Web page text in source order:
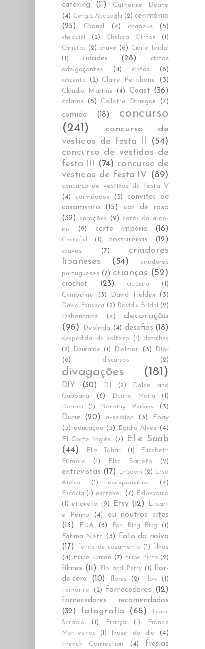
catering (11)
Catherine Deane
(4) Cengiz Abazoğlu (2) cerimónia
(25)
Chanel (4) chapéus (5)
checklist (2) Chelsea Clinton
(1)
Christos (2) chuva (6)
Ciarla Bridal
(1)
cidades (28)
cintas
adelgaçantes
(4) cintos (6)
cinzento (2) Claire Pettibone
(3)
Cláudia Martins (4) Coast (36)
colares (5) Collette Dinnigan (7)
comida (18)
concurso
(241)
concurso de
vestidos de festa II
(54)
concurso de vestidos de
festa III
(74) concurso de
vestidos de festa IV (89)
concurso de vestidos de festa V
(4)
convidados (3)
convites de
casamento
(15)
cor de rosa
(39) corações (9) cores do arco-
íris
(9) corte império (16)
Cortefiel (1) costureiras (12)
cravos (7)
criadores
libaneses
(54)
criadores
portugueses (7) crianças (52)
crochet (23) cruzeiro (1)
Cymbeline (3) David Fielden (3)
David Fonseca (2) David's Bridal (2)
Debenhams (4)
decoração
(96)
Deolinda (4) desafios (18)
despedida de solteiro (1)
detalhes
(2)
Deuralde (1) Dielmar (3)
Dior
(6)
discursos (2)
divagações (181)
DIY (30) DJ (2)
Dolce and
Gabbana
(6) Donna Maria
(1)
Doriani
(1) Dorothy Perkins (3)
Dune (20) e-session (3)
Ebay
(3) educação (3) Egídio Alves (4)
El Corte Inglés (7)
Elie Saab
(44)
Elie Tahari (1)
Elizabeth
Fillmore
(1) Elsa Barreto (2)
entrevistas (17) Enzoani (2)
Ersa
Atelier
(1) escapadinhas (4)
Escócia (1) escrever (7)
Eslováquia
(1)
etiqueta (9) Etsy (12)
Etxart
e Panno
(4)
eu noutros sites
(13)
EUA (3) Fan Bing Bing (1)
Fátima Neto (3)
Fato do noivo
(17)
feiras de casamento (1)
filhos
(4) Filipe Limen (7) Filipe Pinto (2)
filmes (11) Flo and Percy (1)
flor-
de-cera
(10) flores (2) Flow
(1)
Fornarina
(2) fornecedores
(12)
fornecedores recomendados
(32)
fotografia (65)
Franc
Sarabia
(1) França (1)
Francis
Montesinos
(1) frase do dia
(4)
French Connection
(4) frésias